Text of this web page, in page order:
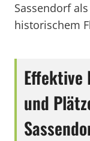
Sassendorf
historischem
Effektive
und